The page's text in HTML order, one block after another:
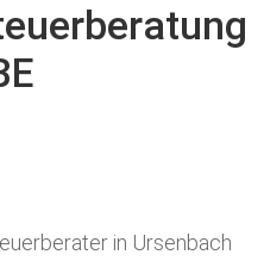
in Ursenbach